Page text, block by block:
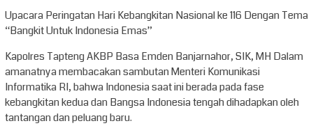
Upacara Peringatan Hari Kebangkitan Nasional ke 116 Dengan Tema
“Bangkit Untuk Indonesia Emas”
Kapolres Tapteng AKBP Basa Emden Banjarnahor, SIK, MH Dalam
amanatnya membacakan sambutan Menteri Komunikasi
Informatika RI, bahwa Indonesia saat ini berada pada fase
kebangkitan kedua dan Bangsa Indonesia tengah dihadapkan oleh
tantangan dan peluang baru.